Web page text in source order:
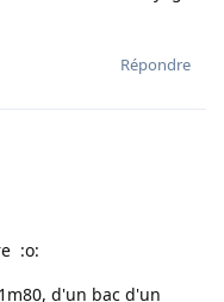
Répondre
:o:
d'un bac d'un